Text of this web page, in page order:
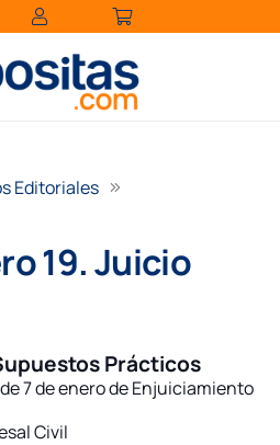
Editoriales
19. Juicio
Prácticos
7 de enero de Enjuiciamiento
Civil